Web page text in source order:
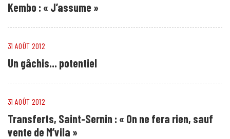
Kembo : « J’assume »
31 AOÛT 2012
Un gâchis... potentiel
31 AOÛT 2012
Transferts, Saint-Sernin : « On ne fera rien, sauf
vente de M’vila »